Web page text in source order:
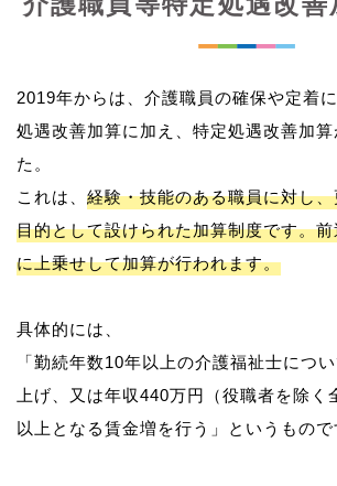
2019年からは、介護職員の確保や定着
処遇改善加算に加え、特定処遇改善加
た。
これは、 経験・技能のある職員に対し
目的として設けられた加算制度です。
に上乗せして加算が行われます。
具体的には、
「勤続年数10年以上の介護福祉士につ
上げ、又は年収440万円（役職者を除く